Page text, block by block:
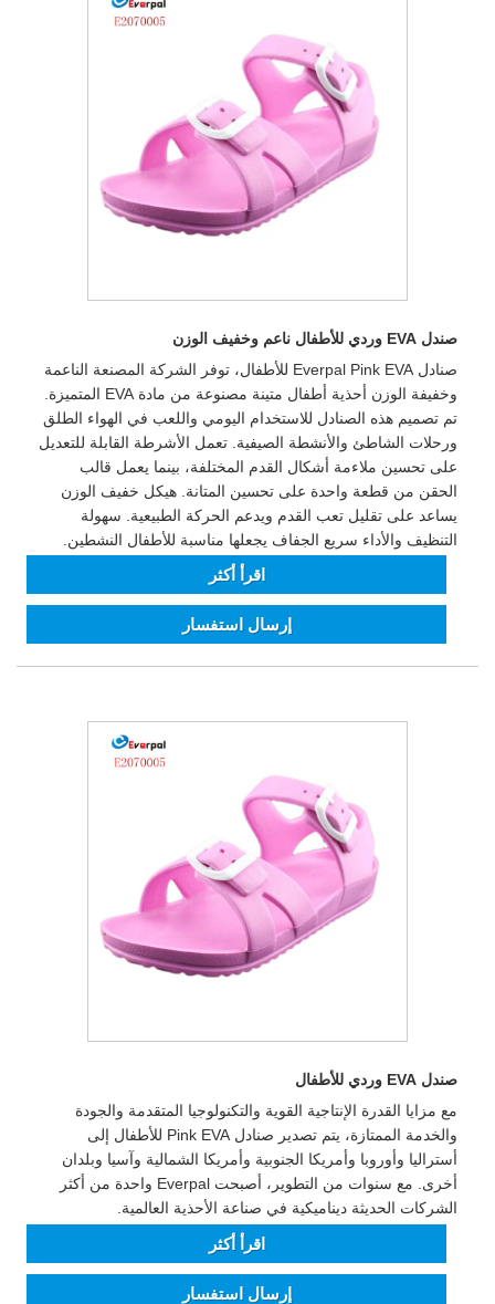
صندل EVA وردي للأطفال ناعم وخفيف الوزن
صنادل Everpal Pink EVA للأطفال، توفر الشركة المصنعة الناعمة
وخفيفة الوزن أحذية أطفال متينة مصنوعة من مادة EVA المتميزة.
تم تصميم هذه الصنادل للاستخدام اليومي واللعب في الهواء الطلق
ورحلات الشاطئ والأنشطة الصيفية. تعمل الأشرطة القابلة للتعديل
على تحسين ملاءمة أشكال القدم المختلفة، بينما يعمل قالب
الحقن من قطعة واحدة على تحسين المتانة. هيكل خفيف الوزن
يساعد على تقليل تعب القدم ويدعم الحركة الطبيعية. سهولة
التنظيف والأداء سريع الجفاف يجعلها مناسبة للأطفال النشطين.
اقرأ أكثر
إرسال استفسار
صندل EVA وردي للأطفال
مع مزايا القدرة الإنتاجية القوية والتكنولوجيا المتقدمة والجودة
والخدمة الممتازة، يتم تصدير صنادل Pink EVA للأطفال إلى
أستراليا وأوروبا وأمريكا الجنوبية وأمريكا الشمالية وآسيا وبلدان
أخرى. مع سنوات من التطوير، أصبحت Everpal واحدة من أكثر
الشركات الحديثة ديناميكية في صناعة الأحذية العالمية.
اقرأ أكثر
إرسال استفسار